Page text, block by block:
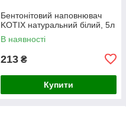
Бентонітовий наповнювач
KOTIX натуральний білий, 5л
В наявності
213 ₴
Купити